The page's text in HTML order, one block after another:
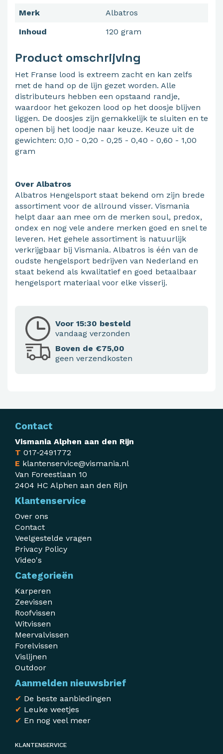
Merk
Albatros
Inhoud
120 gram
Product omschrijving
Het Franse lood is extreem zacht en kan zelfs
met de hand op de lijn gezet worden. Alle
distributeurs hebben een opstaand randje,
waardoor het gekozen lood op het doosje blijven
liggen. De doosjes zijn gemakkelijk te sluiten en te
openen bij het loodje naar keuze. Keuze uit de
gewichten: 0,10 - 0,20 - 0,25 - 0,40 - 0,60 - 1,00
gram
Over Albatros
Albatros Hengelsport staat bekend om zijn brede
assortiment voor de allround visser. Vismania
helpt daar aan mee om de merken soul, predox,
ondex en nog vele andere merken goed en snel te
leveren. Het gehele assortiment is natuurlijk
verkrijgbaar bij Vismania. Albatros is één van de
oudste hengelsport bedrijven van Nederland en
staat bekend als kwalitatief en goed betaalbaar
hengelsport materiaal voor elke visserij.
Voor 15:30 besteld
vandaag verzonden
Boven de €75,00
geen verzendkosten
Contact
Vismania Alphen aan den Rijn
T 017-2491772
E klantenservice@vismania.nl
Van Foreestlaan 10
2404 HC Alphen aan den Rijn
Klantenservice
Over ons
Contact
Veelgestelde vragen
Privacy Policy
Video's
Categorieën
Karperen
Zeevissen
Roofvissen
Witvissen
Meervalvissen
Forelvissen
Vislijnen
Outdoor
Aanmelden nieuwsbrief
✔ De beste aanbiedingen
✔ Leuke weetjes
✔ En nog veel meer
KLANTENSERVICE